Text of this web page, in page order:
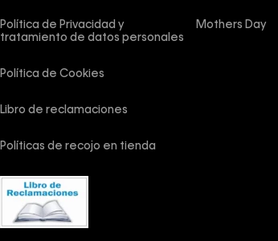
Política de Privacidad y
tratamiento de datos personales
Política de Cookies
Libro de reclamaciones
Políticas de recojo en tienda
Mothers Day